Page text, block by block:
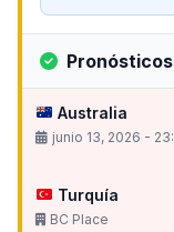
Australia
junio 13, 2026 -
Turquía
BC Place